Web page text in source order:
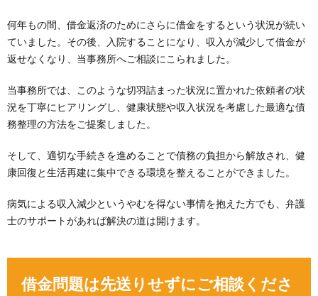
何年もの間、借金返済のためにさらに借金をするという状況が続い
ていました。その後、入院することになり、収入が減少して借金が
返せなくなり、当事務所へご相談にこられました。
当事務所では、このような切羽詰まった状況に置かれた依頼者の状
況を丁寧にヒアリングし、健康状態や収入状況を考慮した最適な債
務整理の方法をご提案しました。
そして、適切な手続きを進めることで債務の負担から解放され、健
康回復と生活再建に集中できる環境を整えることができました。
病気による収入減少というやむを得ない事情を抱えた方でも、弁護
士のサポートがあれば解決の道は開けます。
借金問題は先送りせずにご相談くださ